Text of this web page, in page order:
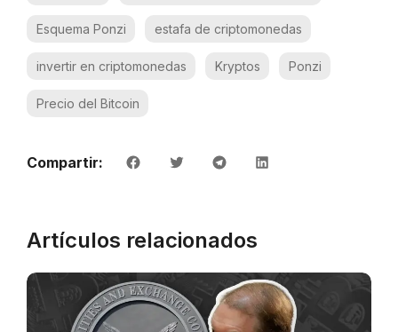
Esquema Ponzi estafa de criptomonedas
invertir en criptomonedas Kryptos Ponzi
Precio del Bitcoin
Compartir:
Artículos relacionados